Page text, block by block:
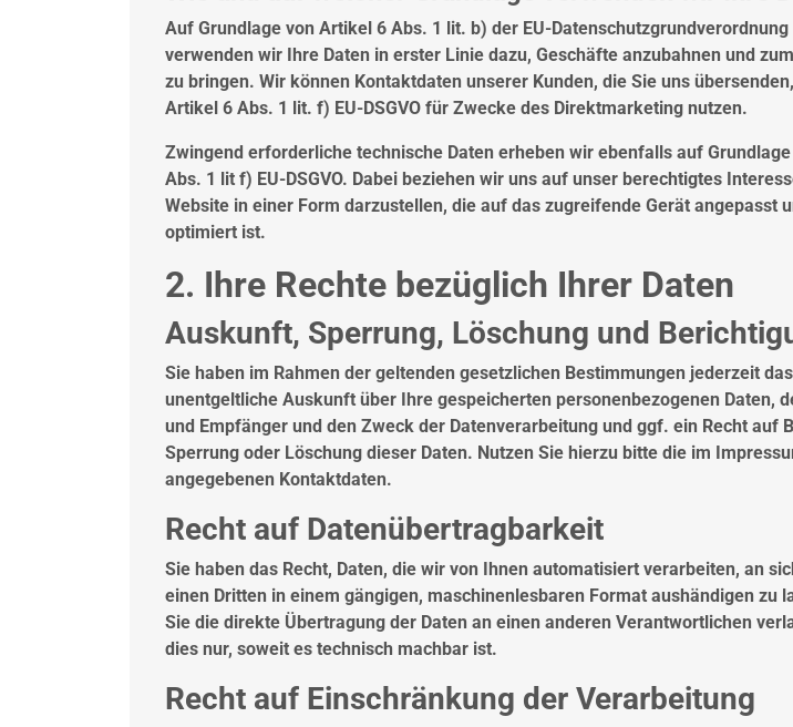
Auf Grundlage von Artikel 6 Abs. 1 lit. b) der EU-Datenschutzgrundverordnung
verwenden wir Ihre Daten in erster Linie dazu, Geschäfte anzubahnen und
zu bringen. Wir können Kontaktdaten unserer Kunden, die Sie uns
Artikel 6 Abs. 1 lit. f) EU-DSGVO für Zwecke des Direktmarketing nutzen.
Zwingend erforderliche technische Daten erheben wir ebenfalls auf
Abs. 1 lit f) EU-DSGVO. Dabei beziehen wir uns auf unser berechtigtes
Website in einer Form darzustellen, die auf das zugreifende Gerät angepasst
optimiert ist.
2. Ihre Rechte bezüglich Ihrer Daten
Auskunft, Sperrung, Löschung und
Sie haben im Rahmen der geltenden gesetzlichen Bestimmungen jederzeit
unentgeltliche Auskunft über Ihre gespeicherten personenbezogenen Daten,
und Empfänger und den Zweck der Datenverarbeitung und ggf. ein Recht auf
Sperrung oder Löschung dieser Daten. Nutzen Sie hierzu bitte die im
angegebenen Kontaktdaten.
Recht auf Datenübertragbarkeit
Sie haben das Recht, Daten, die wir von Ihnen automatisiert verarbeiten, an
einen Dritten in einem gängigen, maschinenlesbaren Format aushändigen zu
Sie die direkte Übertragung der Daten an einen anderen Verantwortlichen
dies nur, soweit es technisch machbar ist.
Recht auf Einschränkung der Verarbeitung